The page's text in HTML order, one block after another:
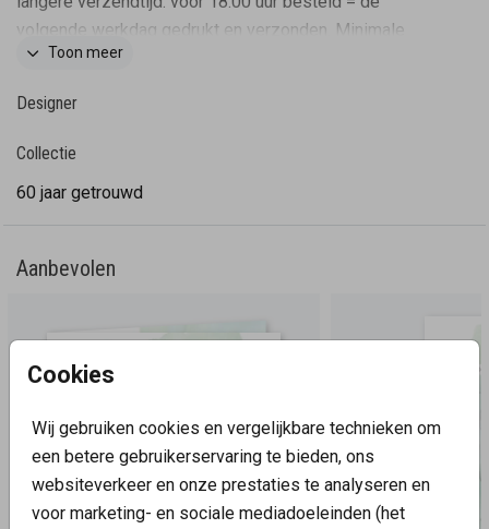
Cookies
Wij gebruiken cookies en vergelijkbare technieken om
een betere gebruikerservaring te bieden, ons
websiteverkeer en onze prestaties te analyseren en
voor marketing- en sociale mediadoeleinden (het
volgende werkdag gedrukt en verzonden. Minimale
bestelhoeveelheid: 5 stuks.
Toon meer
Designer
Collectie
60 jaar getrouwd
Aanbevolen